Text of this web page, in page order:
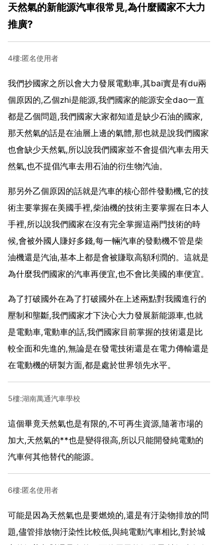
天然氣的新能源汽車很常見,為什麼國家不大力
推廣?
4樓:匿名使用者
我們抄國家之所以會大力發展電動車,其bai實是有du兩
個原因的,乙個zhi是能源,我們國家的能源安全dao一直
都是乙個問題,我們國家大家都知道是缺少石油的國家,
那天然氣的話是在油層上邊的氣體,那也就是說我們國家
也會缺少天然氣,所以說我們國家並不會提倡汽車去用天
然氣,也不提倡汽車去用石油的衍生物汽油。
那另外乙個原因的話就是汽車的核心部件發動機,它的技
術主要掌握在美國手裡,柴油機的技術主要掌握在日本人
手裡,所以說我們國家在沒有完全掌握這兩門技術的時
候,會被外國人賺好多錢,每一輛汽車的發動機不管是柴
油機還是汽油,基本上都是會被賺取高額利潤的。這就是
為什麼我們國家的汽車再便宜,也不會比美國的車便宜。
為了打破國外在為了打破國外在上述兩點對我國進行的
壓制和壟斷,我們國家才下決心大力發展新能源車,也就
是電動車,電動車的話,我們國家目前掌握的技術還是比
較全面和先進的,無論是在發電技術還是在電力傳輸還是
在電動機的研製方面,都是處於世界領先水平。
5樓:湖南萬通汽車學校
這個畢竟天然氣也是有限的,不可再生資源,隨著市場的
加大,天然氣的**也是變得很高,所以只能開發純電動的
汽車何其他替代的能源。
6樓:匿名使用者
可能是因為天然氣也是要燃燒的,還是有汙染物排放的問
題,儘管排放物汙染性比較低,與純電動汽車相比,對於城